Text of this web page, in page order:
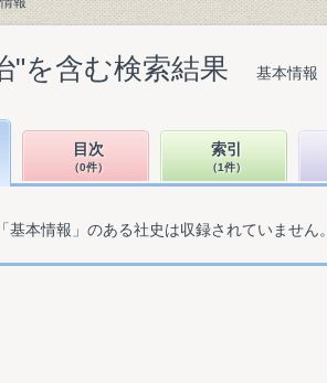
"を含む検索結果 基本情報
目次
（0件）
索引
（1件）
基本情報」のある社史は収録されていません